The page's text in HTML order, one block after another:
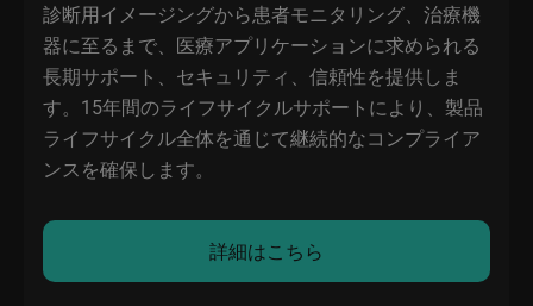
診断用イメージングから患者モニタリング、治療機
器に至るまで、医療アプリケーションに求められる
長期サポート、セキュリティ、信頼性を提供しま
す。15年間のライフサイクルサポートにより、製品
ライフサイクル全体を通じて継続的なコンプライア
ンスを確保します。
詳細はこちら